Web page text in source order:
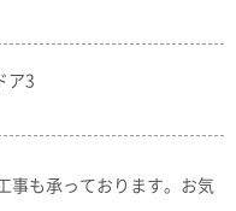
ア3
事も承っております。お気